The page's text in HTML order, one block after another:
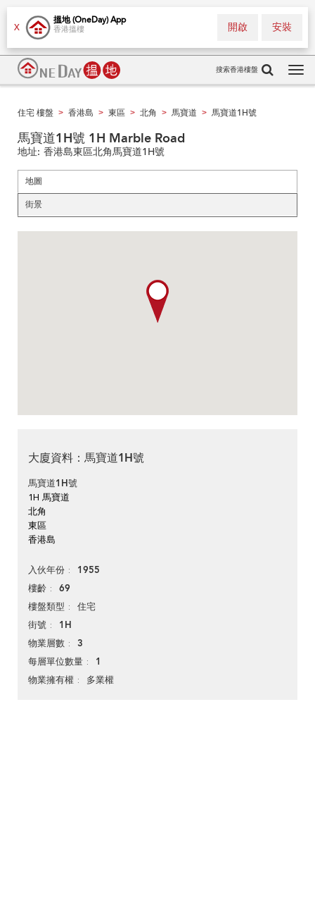
X
搵地 (OneDay) App
香港搵樓 安裝
開啟
搜索香港樓盤
住宅 樓盤 > 香港島 > 東區 > 北角 > 馬寶道 > 馬寶道1H號
馬寶道1H號 1H Marble Road
地址: 香港島東區北角馬寶道1H號
地圖
街景
大廈資料：馬寶道1H號
馬寶道1H號
1H 馬寶道
北角
東區
香港島
入伙年份 1955
樓齡 69
樓盤類型 住宅
街號 1H
物業層數 3
每層單位數量 1
物業擁有權 多業權